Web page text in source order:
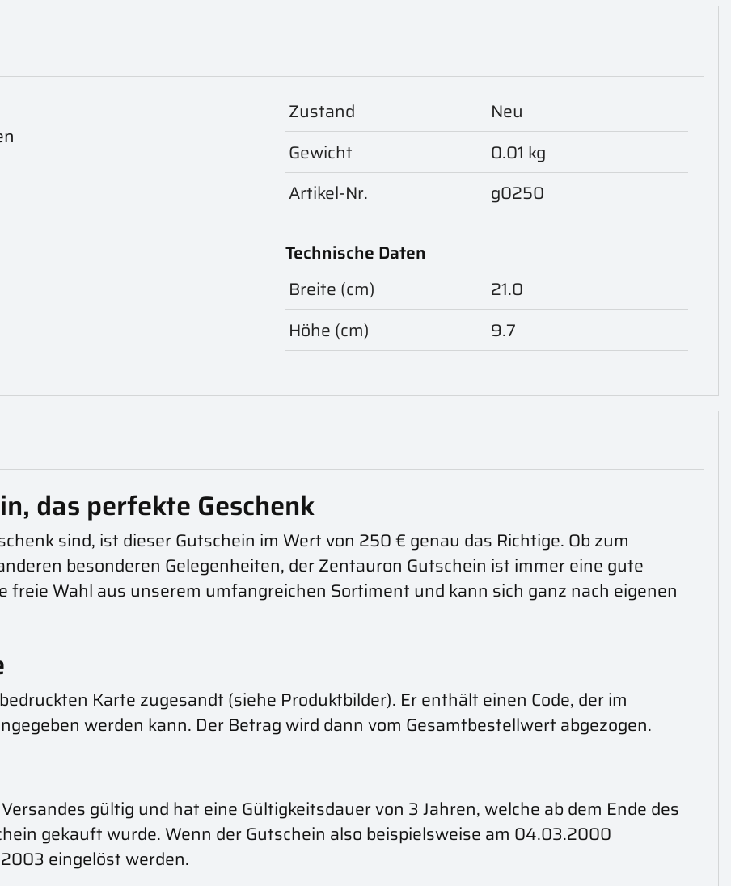
Zustand
Neu
Gewicht
0.01 kg
Artikel-Nr.
g0250
Technische Daten
Breite (cm)
21.0
Höhe (cm)
9.7
das perfekte Geschenk
sind, ist dieser Gutschein im Wert von 250 € genau das Richtige. Ob zum
besonderen Gelegenheiten, der Zentauron Gutschein ist immer eine gute
freie Wahl aus unserem umfangreichen Sortiment und kann sich ganz nach eigenen
Karte zugesandt (siehe Produktbilder). Er enthält einen Code, der im
werden kann. Der Betrag wird dann vom Gesamtbestellwert abgezogen.
gültig und hat eine Gültigkeitsdauer von 3 Jahren, welche ab dem Ende des
gekauft wurde. Wenn der Gutschein also beispielsweise am 04.03.2000
eingelöst werden.